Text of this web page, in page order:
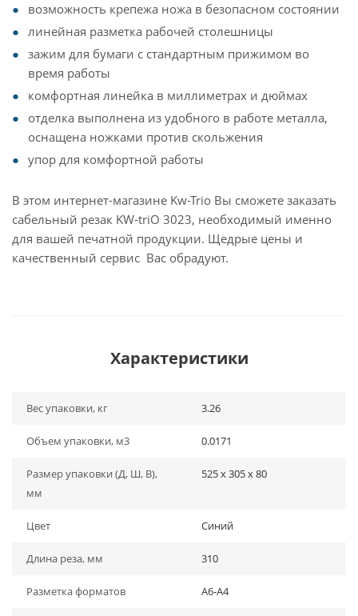
возможность крепежа ножа в безопасном состоянии
линейная разметка рабочей столешницы
зажим для бумаги с стандартным прижимом во
время работы
комфортная линейка в миллиметрах и дюймах
отделка выполнена из удобного в работе металла,
оснащена ножками против скольжения
упор для комфортной работы
В этом интернет-магазине Kw-Trio Вы сможете заказать
сабельный резак KW-triO 3023, необходимый именно
для вашей печатной продукции. Щедрые цены и
качественный сервис Вас обрадуют.
Характеристики
Вес упаковки, кг 3.26
Объем упаковки, м3 0.0171
Размер упаковки (Д, Ш, В),
мм
525 x 305 x 80
Цвет Синий
Длина реза, мм 310
Разметка форматов А6-А4